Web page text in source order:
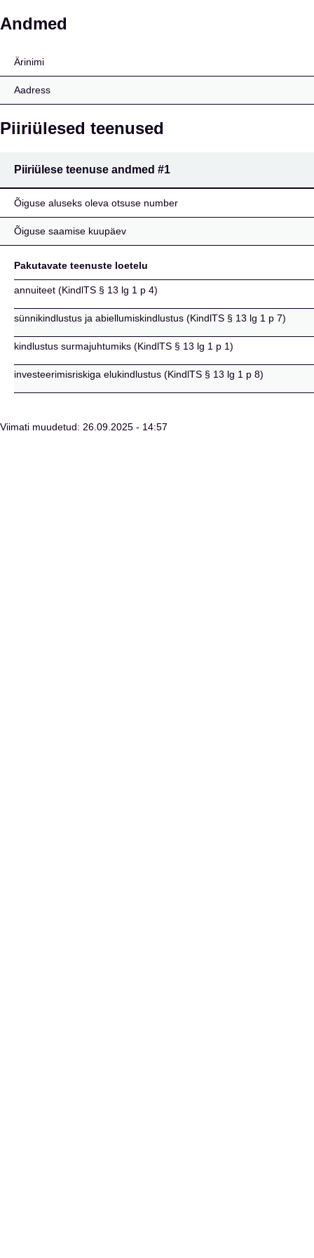
Toro Assicurazioni
Andmed
Ärinimi
Aadress
Piiriülesed teenused
Piiriülese teenuse andmed #1
Õiguse aluseks oleva otsuse number
Õiguse saamise kuupäev
Pakutavate teenuste loetelu
annuiteet (KindlTS § 13 lg 1 p 4)
sünnikindlustus ja abiellumiskindlustus (KindlTS § 13 lg 1 p 7)
kindlustus surmajuhtumiks (KindlTS § 13 lg 1 p 1)
investeerimisriskiga elukindlustus (KindlTS § 13 lg 1 p 8)
Viimati muudetud: 26.09.2025 - 14:57